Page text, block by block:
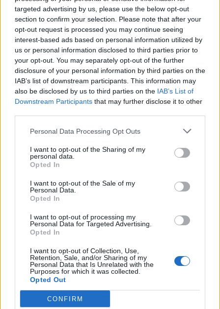
targeted advertising by us, please use the below opt-out
section to confirm your selection. Please note that after your
opt-out request is processed you may continue seeing
interest-based ads based on personal information utilized by
us or personal information disclosed to third parties prior to
your opt-out. You may separately opt-out of the further
disclosure of your personal information by third parties on the
IAB’s list of downstream participants. This information may
also be disclosed by us to third parties on the IAB’s List of
Downstream Participants that may further disclose it to other
Personal Data Processing Opt Outs
I want to opt-out of the Sharing of my
personal data.
Opted In
I want to opt-out of the Sale of my
Personal Data.
Opted In
I want to opt-out of processing my
Personal Data for Targeted Advertising.
Opted In
I want to opt-out of Collection, Use,
Retention, Sale, and/or Sharing of my
Personal Data that Is Unrelated with the
Purposes for which it was collected.
Opted Out
CONFIRM
Articolul precedent
VICTORIE ISTORICĂ:
România câștigă „procesul
Roșia Montană”! Nu vom plăti
nicio despăgubire. Rămânem
cianuri
Articolul următor
VIDEO. Un detașament de
asalt al Rusiei este nimicit în
mai puțin de două minute.
Ucrainenii folosesc blindatul
atac
RELATED ARTICLES
Pariuri sportive
Victoria oaspeților în Superligă, o
etapa a 3-a?